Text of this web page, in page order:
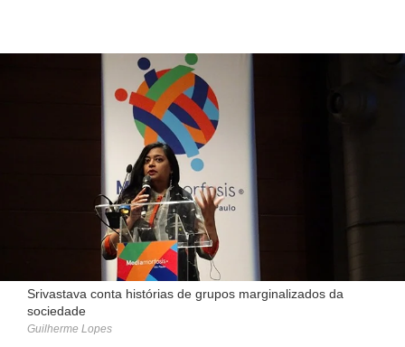
Srivastava conta histórias de grupos marginalizados da
sociedade
Guilherme Lopes